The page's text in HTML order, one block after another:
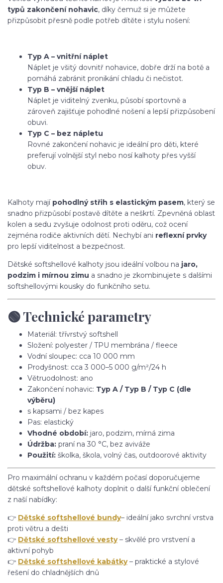
typů zakončení nohavic, díky čemuž si je můžete
přizpůsobit přesně podle potřeb dítěte i stylu nošení:
Typ A – vnitřní náplet
Náplet je všitý dovnitř nohavice, dobře drží na botě a
pomáhá zabránit pronikání chladu či nečistot.
Typ B – vnější náplet
Náplet je viditelný zvenku, působí sportovně a
zároveň zajišťuje pohodlné nošení a lepší přizpůsobení
obuvi.
Typ C – bez nápletu
Rovné zakončení nohavic je ideální pro děti, které
preferují volnější styl nebo nosí kalhoty přes vyšší
obuv.
Kalhoty mají pohodlný střih s elastickým pasem, který se
snadno přizpůsobí postavě dítěte a neškrtí. Zpevněná oblast
kolen a sedu zvyšuje odolnost proti oděru, což ocení
zejména rodiče aktivních dětí. Nechybí ani reflexní prvky
pro lepší viditelnost a bezpečnost.
Dětské softshellové kalhoty jsou ideální volbou na jaro,
podzim i mírnou zimu a snadno je zkombinujete s dalšími
softshellovými kousky do funkčního setu.
🟢 Technické parametry
Materiál: třívrstvý softshell
Složení: polyester / TPU membrána / fleece
Vodní sloupec: cca 10 000 mm
Prodyšnost: cca 3 000–5 000 g/m²/24 h
Větruodolnost: ano
Zakončení nohavic: Typ A / Typ B / Typ C (dle
výběru)
s kapsami / bez kapes
Pas: elastický
Vhodné období: jaro, podzim, mírná zima
Údržba: praní na 30 °C, bez aviváže
Použití: školka, škola, volný čas, outdoorové aktivity
Pro maximální ochranu v každém počasí doporučujeme
dětské softshellové kalhoty doplnit o další funkční oblečení
z naší nabídky:
👉 Dětské softshellové bundy– ideální jako svrchní vrstva
proti větru a dešti
👉 Dětské softshellové vesty– skvělé pro vrstvení a
aktivní pohyb
👉 Dětské softshellové kabátky– praktické a stylové
řešení do chladnějších dnů